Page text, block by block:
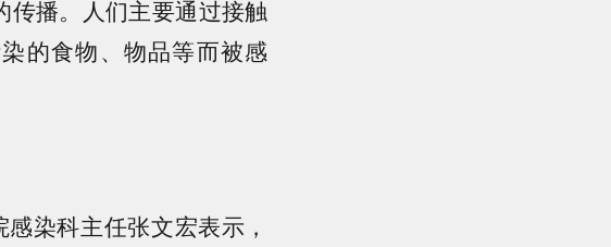
传播。人们主要通过接触
的食物、物品等而被感
染科主任张文宏表示，